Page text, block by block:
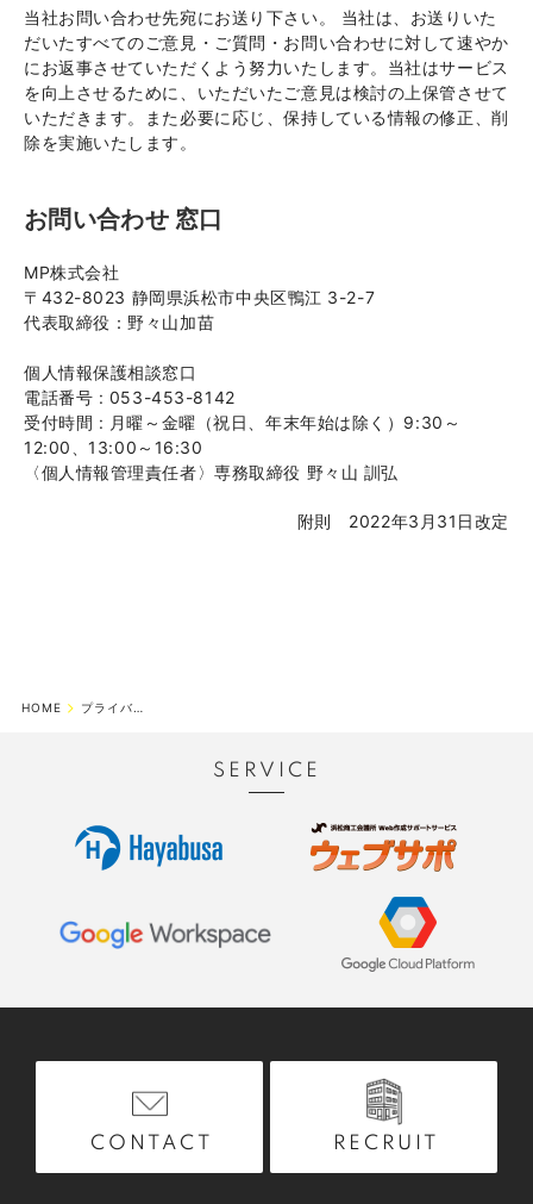
当社お問い合わせ先宛にお送り下さい。 当社は、お送りいた
だいたすべてのご意見・ご質問・お問い合わせに対して速やか
にお返事させていただくよう努力いたします。当社はサービス
を向上させるために、いただいたご意見は検討の上保管させて
いただきます。また必要に応じ、保持している情報の修正、削
除を実施いたします。
お問い合わせ 窓口
MP株式会社
〒432-8023 静岡県浜松市中央区鴨江 3-2-7
代表取締役：野々山加苗
個人情報保護相談窓口
電話番号 : 053-453-8142
受付時間 : 月曜～金曜（祝日、年末年始は除く）9:30～
12:00、13:00～16:30
〈個人情報管理責任者〉専務取締役 野々山 訓弘
附則 2022年3月31日改定
HOME プライバシーポリシー
SERVICE
CONTACT RECRUIT